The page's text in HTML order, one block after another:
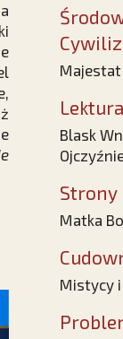
Blask
Strony
Matka
Mistycy